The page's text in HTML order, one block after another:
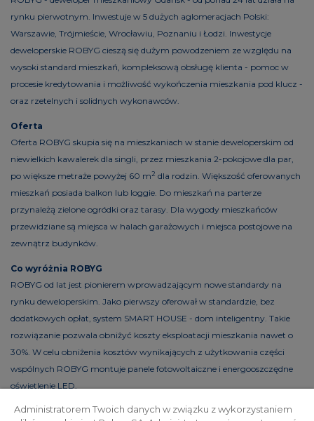
rynku pierwotnym. Inwestuje w 5 dużych aglomeracjach Polski:
Warszawie, Trójmieście, Wrocławiu, Poznaniu i Łodzi. Inwestycje
deweloperskie ROBYG cieszą się dużym powodzeniem ze względu na
wysoki standard mieszkań, kompleksową obsługę klienta - pomoc w
procesie kredytowania i możliwość wykończenia mieszkania pod klucz -
oraz rzetelnych i solidnych wykonawców.
Oferta
Oferta ROBYG skupia się na mieszkaniach w stanie deweloperskim od
niewielkich kawalerek dla singli, przez mieszkania 2-pokojowe dla par,
po większe metraże powyżej 60 m2 dla rodzin. Większość oferowanych
mieszkań posiada balkon lub loggie. Do mieszkań na parterze
przynależą zielone ogródki oraz tarasy. Dla wygody mieszkańców
przewidziane są miejsca w halach garażowych i miejsca postojowe na
zewnątrz budynków.
Co wyróżnia ROBYG
ROBYG od lat jest pionierem wprowadzającym nowe standardy na
rynku deweloperskim. Jako pierwszy oferował w standardzie, bez
dodatkowych opłat, system SMART HOUSE - dom inteligentny. Takie
rozwiązanie pozwala obniżyć koszty eksploatacji mieszkania nawet o
30%. W celu obniżenia kosztów wynikających z użytkowania części
wspólnych ROBYG montuje panele fotowoltaiczne i energooszczędne
oświetlenie LED.
Administratorem Twoich danych w związku z wykorzystaniem